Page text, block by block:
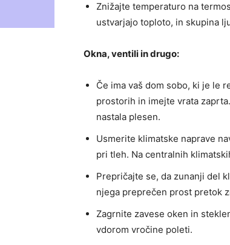
Znižajte temperaturo na
ustvarjajo toploto, in skupina
Okna, ventili in drugo:
Če ima vaš dom sobo, ki je le
prostorih in imejte vrata
nastala plesen.
Usmerite klimatske naprave
pri tleh. Na centralnih
Prepričajte se, da zunanji del
njega preprečen prost pretok
Zagrnite zavese oken in
vdorom vročine poleti.